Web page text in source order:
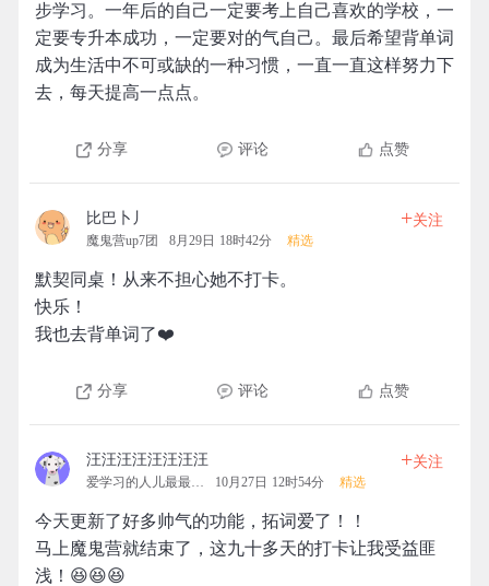
步学习。一年后的自己一定要考上自己喜欢的学校，一
定要专升本成功，一定要对的气自己。最后希望背单词
成为生活中不可或缺的一种习惯，一直一直这样努力下
去，每天提高一点点。
分享 评论 点赞
比巴卜丿
魔鬼营up7团 8月29日 18时42分 精选
+关注
默契同桌！从来不担心她不打卡。
快乐！
我也去背单词了❤️
分享 评论 点赞
汪汪汪汪汪汪汪汪
爱学习的人儿最最最可爱 10月27日 12时54分 精选
+关注
今天更新了好多帅气的功能，拓词爱了！！
马上魔鬼营就结束了，这九十多天的打卡让我受益匪
浅！😆😆😆